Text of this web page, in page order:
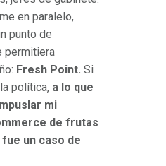
en paralelo,
punto de
permitiera
Fresh Point. Si
política, a lo que
mi
de frutas
un caso de